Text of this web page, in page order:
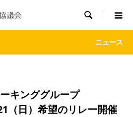

ニュース
キンググループ
（日）希望のリレー開催